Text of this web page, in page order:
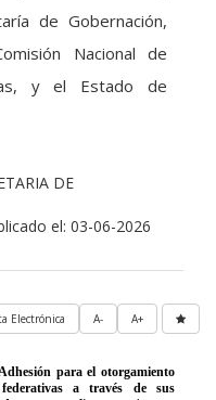
de Gobernación,
Nacional de
y el Estado de
DE
el: 03-06-2026
A+
A-
Electrónica